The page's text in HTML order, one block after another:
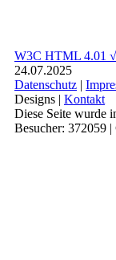
W3C HTML 4.01 √
24.07.2025
Datenschutz |
Designs | Kontakt
Diese Seite wurde
Besucher: 372059